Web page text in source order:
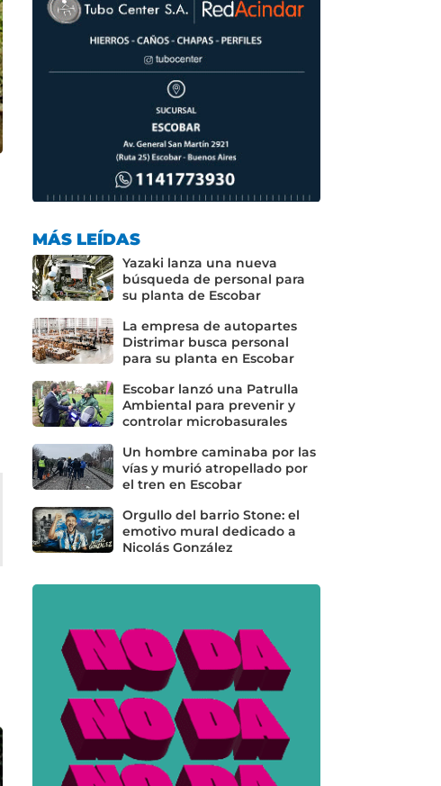
MÁS LEÍDAS
Yazaki lanza una nueva
búsqueda de personal para
su planta de Escobar
La empresa de autopartes
Distrimar busca personal
para su planta en Escobar
Escobar lanzó una Patrulla
Ambiental para prevenir y
controlar microbasurales
Un hombre caminaba por las
vías y murió atropellado por
el tren en Escobar
Orgullo del barrio Stone: el
emotivo mural dedicado a
Nicolás González